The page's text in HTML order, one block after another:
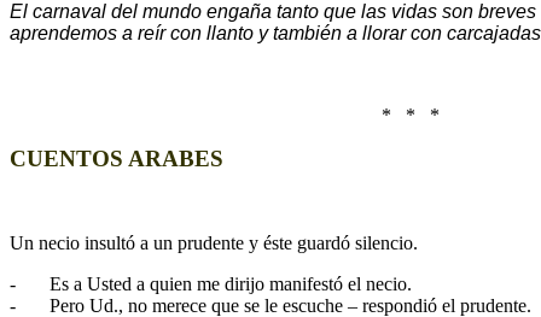
El carnaval del mundo engaña tanto que las vidas son
aprendemos a reír con llanto y también a llorar con
* * *
CUENTOS ARABES
Un necio insultó a un prudente y éste guardó silencio.
- Es a Usted a quien me dirijo manifestó el necio.
- Pero Ud., no merece que se le escuche – respondió el prudente.